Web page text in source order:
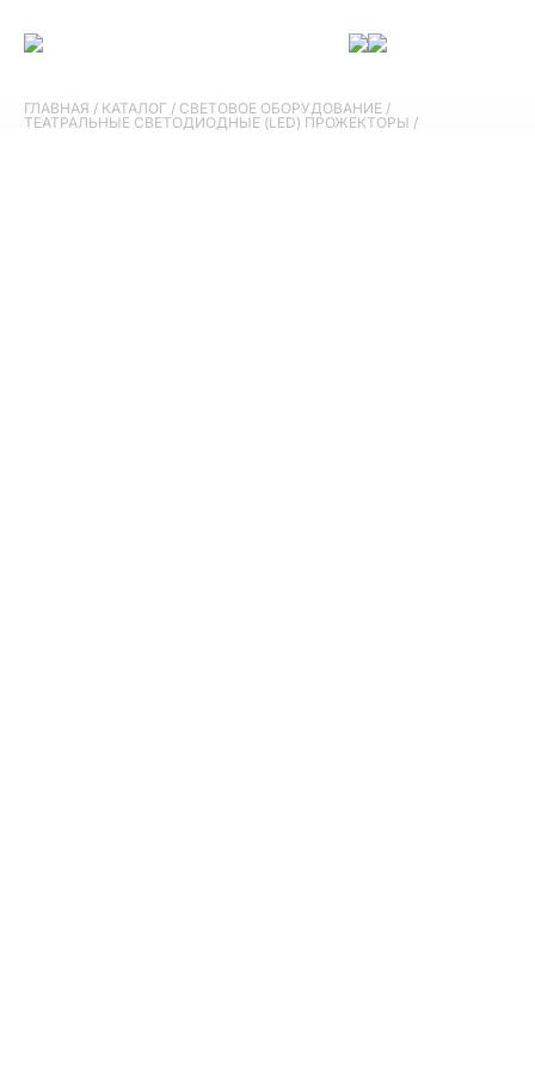
ГЛАВНАЯ / КАТАЛОГ / СВЕТОВОЕ ОБОРУДОВАНИЕ /
ТЕАТРАЛЬНЫЕ СВЕТОДИОДНЫЕ (LED) ПРОЖЕКТОРЫ /